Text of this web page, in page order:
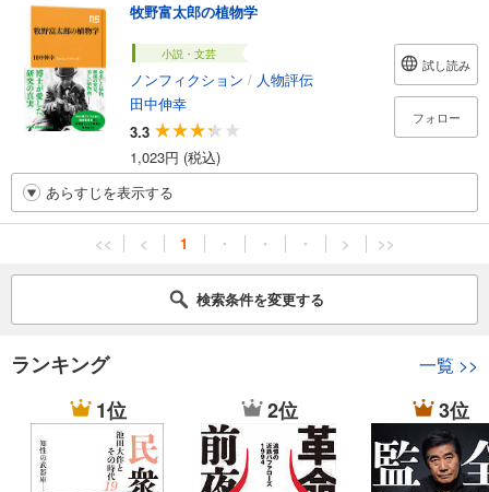
牧野富太郎の植物学
小説・文芸
ノンフィクション / 人物評伝
田中伸幸
3.3
1,023円 (税込)
試し読み
フォロー
あらすじを表示する
<< < 1 ・ ・ ・ > >>
検索条件を変更する
ランキング 一覧 >>
1位 2位 3位